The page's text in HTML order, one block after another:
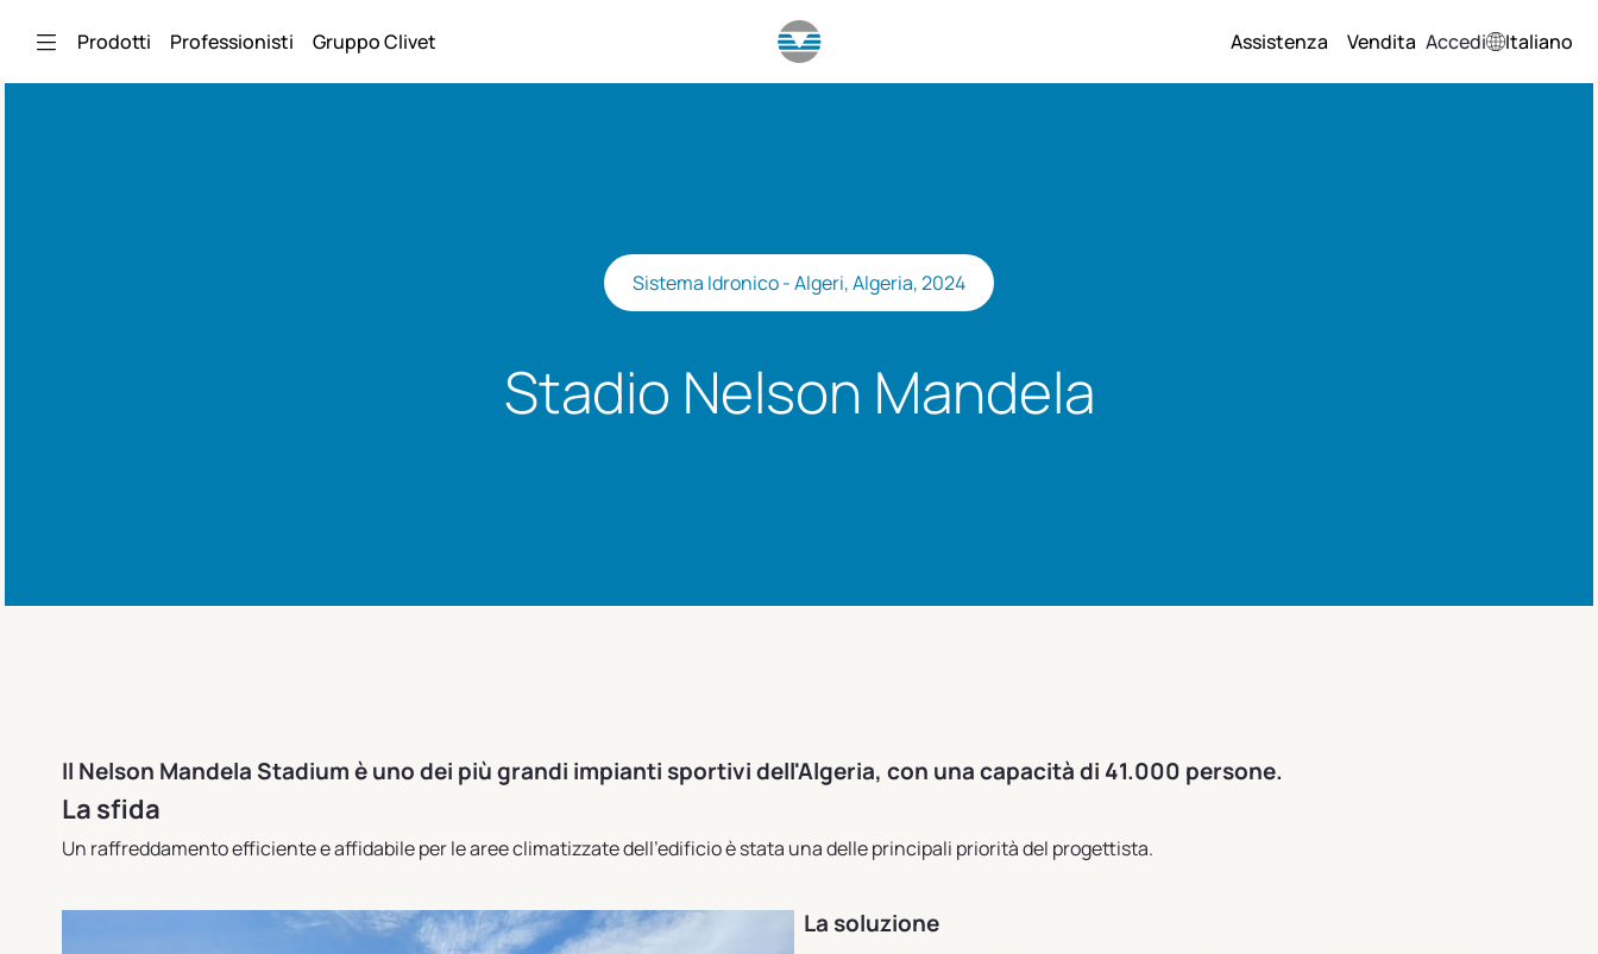
Prodotti Professionisti Gruppo Clivet Assistenza Vendita Accedi Italiano
Sistema Idronico - Algeri, Algeria, 2024
Stadio Nelson Mandela
Il Nelson Mandela Stadium è uno dei più grandi impianti sportivi dell'Algeria, con una capacità di 41.000 persone.
La sfida
Un raffreddamento efficiente e affidabile per le aree climatizzate dell'edificio è stata una delle principali priorità del progettista.
La soluzione